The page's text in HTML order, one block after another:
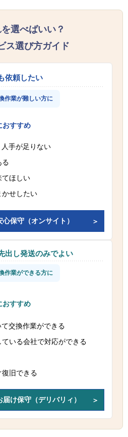
を選べばいい？
ス選び方ガイド
依頼したい
作業が難しい方に
おすすめ
人手が足りない
る
てほしい
かせしたい
保守（オンサイト）
出し発送のみでよい
作業ができる方に
おすすめ
交換作業ができる
いる会社で対応ができる
旧できる
け保守（デリバリィ）